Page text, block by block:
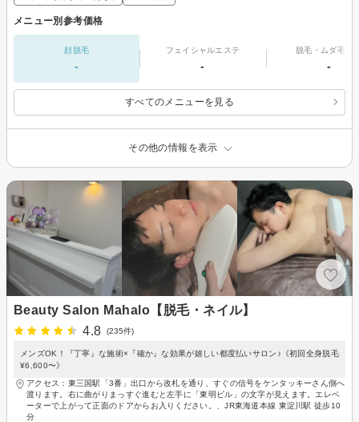
メニュー別参考価格
顔脱毛
-
フェイシャルエステ
-
脱毛・ムダ毛処
-
すべてのメニューを見る
その他の情報を表示
Beauty Salon Mahalo【脱毛・ネイル】
4.8
(235件)
メンズOK！『丁寧』な施術×『確か』な効果が嬉しい都度払いサロン♪《初回全身脱毛
¥6,600〜》
アクセス：東三国駅「3番」出口から改札を通り、すぐの信号をケンタッキーさん側へ
渡ります。右に曲がりまっすぐ進むと左手に「東明ビル」の文字が見えます。エレベ
ーターで上がって正面のドアからお入りください。、JR東海道本線 東淀川駅 徒歩10
分